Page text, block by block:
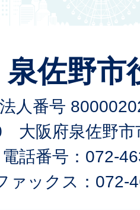
泉佐野市
法人番号
大阪府泉佐野市
電話番号：072-
ァックス：072-